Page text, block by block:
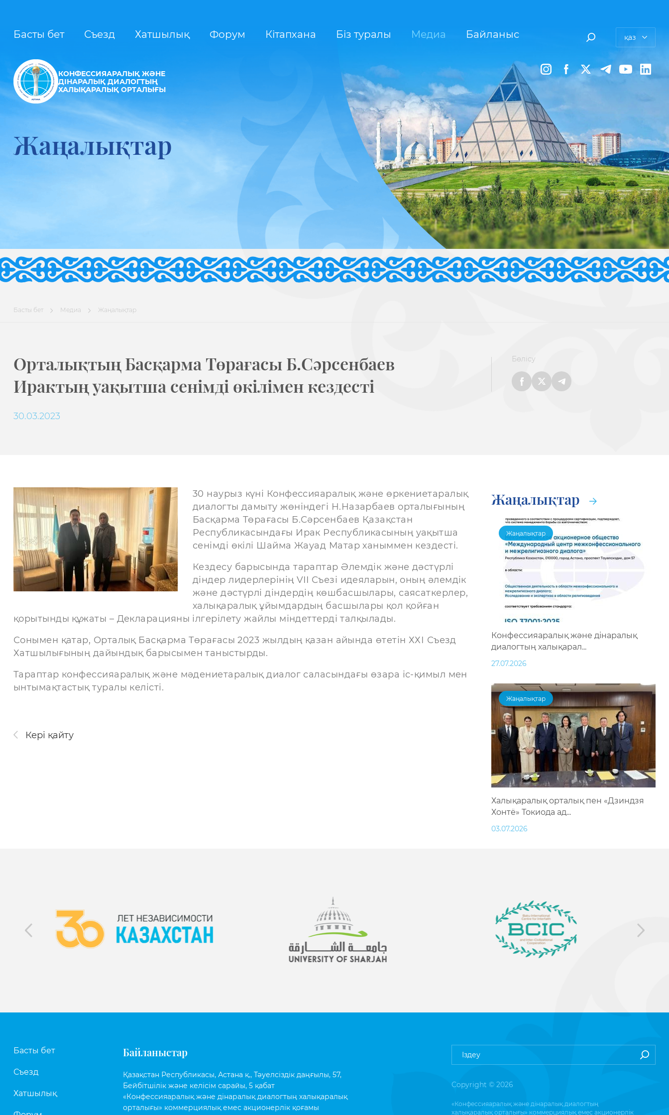
Басты бет Съезд Хатшылық Форум Кітапхана Біз туралы Медиа Байланыс қаз
КОНФЕССИЯАРАЛЫҚ ЖӘНЕ
ДІНАРАЛЫҚ ДИАЛОГТЫҢ
ХАЛЫҚАРАЛЫҚ ОРТАЛЫҒЫ
Жаңалықтар
Басты бет Медиа Жаңалықтар
Орталықтың Басқарма Төрағасы Б.Сәрсенбаев
Ирактың уақытша сенімді өкілімен кездесті
30.03.2023
Бөлісу
30 наурыз күні Конфессияаралық және өркениетаралық
диалогты дамыту жөніндегі Н.Назарбаев орталығының
Басқарма Төрағасы Б.Сәрсенбаев Қазақстан
Республикасындағы Ирак Республикасының уақытша
сенімді өкілі Шайма Жауад Матар ханыммен кездесті.
Кездесу барысында тараптар Әлемдік және дәстүрлі
діндер лидерлерінің VII Съезі идеяларын, оның әлемдік
және дәстүрлі діндердің көшбасшылары, саясаткерлер,
халықаралық ұйымдардың басшылары қол қойған
қорытынды құжаты – Декларацияны ілгерілету жайлы міндеттерді талқылады.
Сонымен қатар, Орталық Басқарма Төрағасы 2023 жылдың қазан айында өтетін ХХІ Съезд
Хатшылығының дайындық барысымен таныстырды.
Тараптар конфессияаралық және мәдениетаралық диалог саласындағы өзара іс-қимыл мен
ынтымақтастық туралы келісті.
Кері қайту
Жаңалықтар
Жаңалықтар
Конфессияаралық және дінаралық
диалогтың халықарал...
27.07.2026
Жаңалықтар
Халықаралық орталық пен «Дзиндзя
Хонтё» Токиода ад...
03.07.2026
Басты бет
Съезд
Хатшылық
Байланыстар
Қазақстан Республикасы, Астана қ., Тәуелсіздік даңғылы, 57,
Бейбітшілік және келісім сарайы, 5 қабат
«Конфессияаралық және дінаралық диалогтың халықаралық
орталығы» коммерциялық емес акционерлік қоғамы
Copyright © 2026
«Конфессияаралық және дінаралық диалогтың
халықаралық орталығы» коммерциялық емес акционерлік